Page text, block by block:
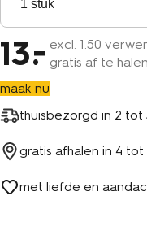
13 excl. 1 .50
gratis af te
maak nu
thuisbezorgd in 2 tot
gratis afhalen in 4 tot
met liefde en